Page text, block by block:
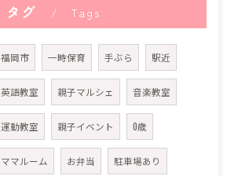
タグ Tags
福岡市 一時保育 手ぶら 駅近
英語教室 親子マルシェ 音楽教室
運動教室 親子イベント 0歳
ママルーム お弁当 駐車場あり